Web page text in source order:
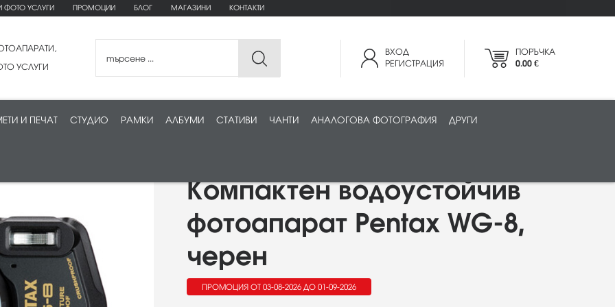
ФОТО УСЛУГИ ПРОМОЦИИ БЛОГ МАГАЗИНИ КОНТАКТИ
УСЛУГИ
ВХОД
РЕГИСТРАЦИЯ
ПОРЪЧКА
0.00 €
И ПЕЧАТ СТУДИО РАМКИ АЛБУМИ СТАТИВИ ЧАНТИ АНАЛОГОВА ФОТОГРАФИЯ ДРУГИ
Компактен водоустойчив
фотоапарат Pentax WG-8,
черен
ПРОМОЦИЯ ОТ 03-08-2026 ДО 01-09-2026